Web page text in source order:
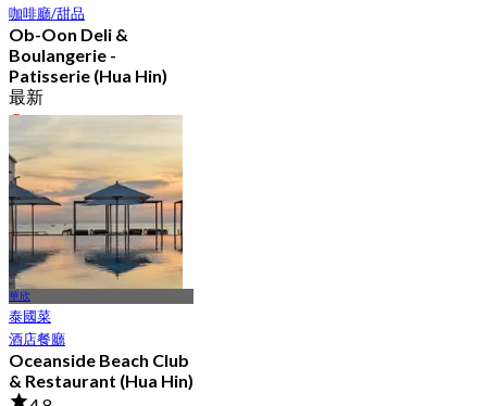
咖啡廳/甜品
Ob-Oon Deli &
Boulangerie -
Patisserie (Hua Hin)
最新
4.5
฿ 1,399
華欣
泰國菜
酒店餐廳
Oceanside Beach Club
& Restaurant (Hua Hin)